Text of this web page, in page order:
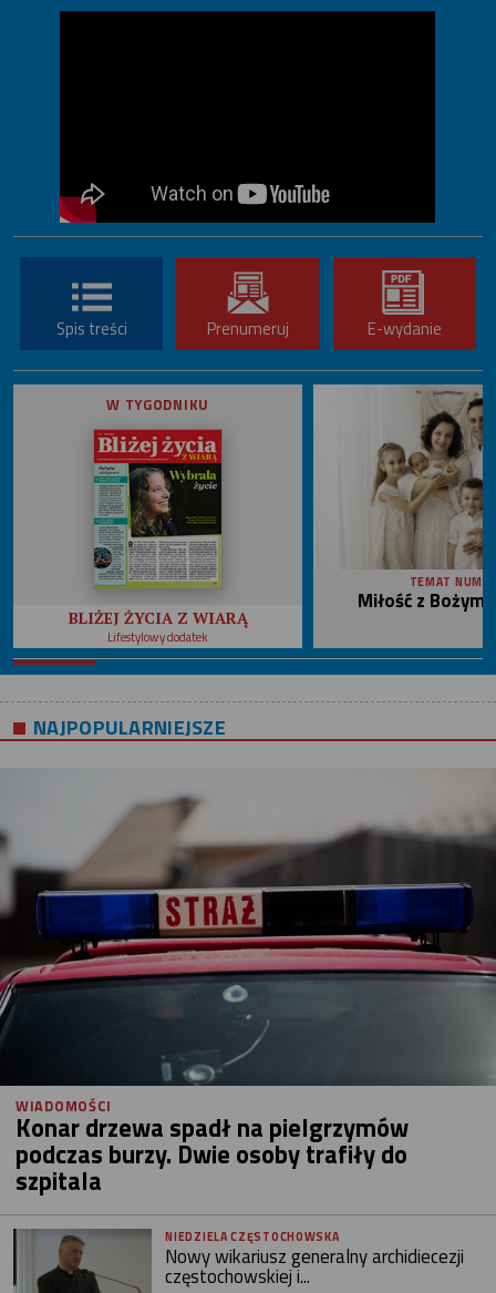
Spis treści Prenumeruj E-wydanie
W TYGODNIKU
BLIŻEJ ŻYCIA Z WIARĄ
Lifestylowy dodatek
TEMAT
Miłość z
NAJPOPULARNIEJSZE
WIADOMOŚCI
Konar drzewa spadł na pielgrzymów
podczas burzy. Dwie osoby trafiły do
szpitala
NIEDZIELA CZĘSTOCHOWSKA
Nowy wikariusz generalny archidiecezji
częstochowskiej i...